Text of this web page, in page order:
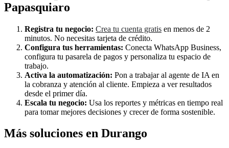
Papasquiaro
Registra tu negocio: Crea tu cuenta gratis en menos de 2
minutos. No necesitas tarjeta de crédito.
Configura tus herramientas: Conecta WhatsApp Business,
configura tu pasarela de pagos y personaliza tu espacio de
trabajo.
Activa la automatización: Pon a trabajar al agente de IA en
la cobranza y atención al cliente. Empieza a ver resultados
desde el primer día.
Escala tu negocio: Usa los reportes y métricas en tiempo real
para tomar mejores decisiones y crecer de forma sostenible.
Más soluciones en Durango